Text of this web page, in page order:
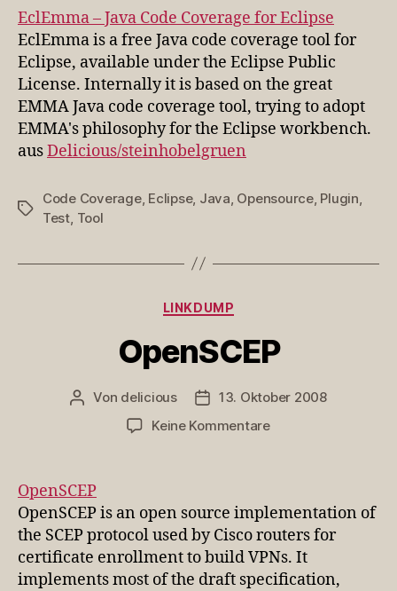
Java
Code
Coverage
for
Eclipse
EclEmma – Java Code Coverage for Eclipse
EclEmma is a free Java code coverage tool for
Eclipse, available under the Eclipse Public
License. Internally it is based on the great
EMMA Java code coverage tool, trying to adopt
EMMA's philosophy for the Eclipse workbench.
ausDelicious/steinhobelgruen
Schlagwörter
Code Coverage, Eclipse, Java Opensource, Plugin
Test Tool
Kategorien
LINKDUMP
OpenSCEP
Beitragsautor
Von delicious Veröffentlichungsdatum
13. Oktober 2008
Keine Kommentarezu
OpenSCEP
OpenSCEP is an open source implementation of
the SCEP protocol used by Cisco routers for
certificate enrollment to build VPNs. It
implements most of the draft specification,